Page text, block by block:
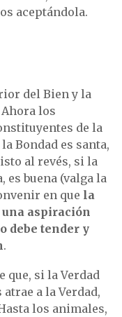
aceptándola.
del Bien y la
los
de la
Bondad es santa,
al revés, si la
es buena (valga la
en que la
aspiración
debe tender y
.
que, si la Verdad
a la Verdad,
los animales,